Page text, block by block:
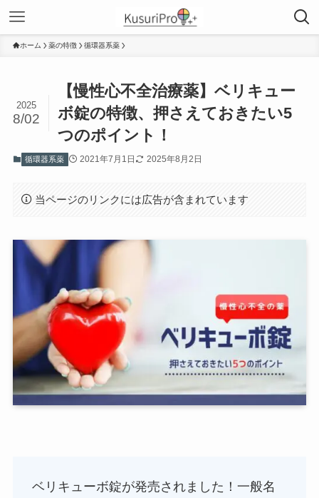
ホーム 薬の特徴 循環器系薬
【慢性心不全治療薬】ベリキュー
ボ錠の特徴、押さえておきたい5
つのポイント！
2025
8/02
循環器系薬 2021年7月1日 2025年8月2日
当ページのリンクには広告が含まれています
ベリキューボ錠が発売されました！一般名